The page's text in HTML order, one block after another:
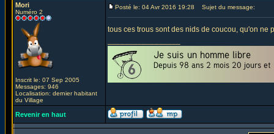
Mori
Numéro 2
Inscrit le: 07 Sep 2005
Messages: 946
Localisation: dernier habitant
du Village
Posté le: 04 Avr 2016 19:28 Sujet du message:
tous ces trous sont des nids de coucou, qu'on ne
Revenir en haut